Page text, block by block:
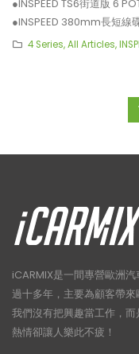
●INSPEED TS6街道版 6
●INSPEED 380mm長短線
**制動套裝適用於19吋或以
4 Series,All Articles,
iCARMIX是一間專營歐洲
過十多年，主要為顧客帶來
我們沒有把興趣當工作，
熱情卻讓人樂此不疲！